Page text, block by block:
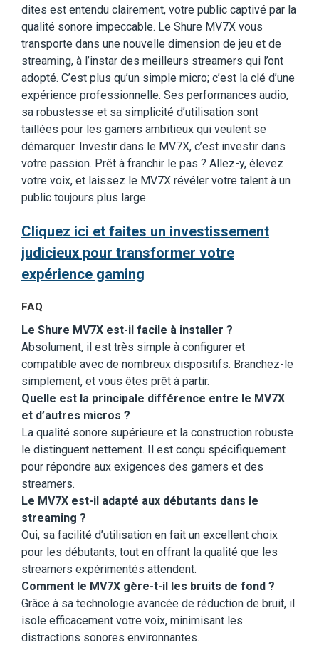
dites est entendu clairement, votre public captivé par la
qualité sonore impeccable. Le Shure MV7X vous
transporte dans une nouvelle dimension de jeu et de
streaming, à l’instar des meilleurs streamers qui l’ont
adopté. C’est plus qu’un simple micro; c’est la clé d’une
expérience professionnelle. Ses performances audio,
sa robustesse et sa simplicité d’utilisation sont
taillées pour les gamers ambitieux qui veulent se
démarquer. Investir dans le MV7X, c’est investir dans
votre passion. Prêt à franchir le pas ? Allez-y, élevez
votre voix, et laissez le MV7X révéler votre talent à un
public toujours plus large.
Cliquez ici et faites un investissement
judicieux pour transformer votre
expérience gaming
FAQ
Le Shure MV7X est-il facile à installer ?
Absolument, il est très simple à configurer et
compatible avec de nombreux dispositifs. Branchez-le
simplement, et vous êtes prêt à partir.
Quelle est la principale différence entre le MV7X
et d’autres micros ?
La qualité sonore supérieure et la construction robuste
le distinguent nettement. Il est conçu spécifiquement
pour répondre aux exigences des gamers et des
streamers.
Le MV7X est-il adapté aux débutants dans le
streaming ?
Oui, sa facilité d’utilisation en fait un excellent choix
pour les débutants, tout en offrant la qualité que les
streamers expérimentés attendent.
Comment le MV7X gère-t-il les bruits de fond ?
Grâce à sa technologie avancée de réduction de bruit, il
isole efficacement votre voix, minimisant les
distractions sonores environnantes.